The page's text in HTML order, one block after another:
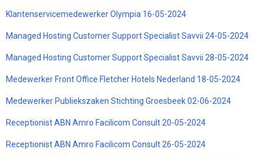
Klantenservicemedewerker Olympia 16-05-2024
Managed Hosting Customer Support Specialist Savvii 24-05-2024
Managed Hosting Customer Support Specialist Savvii 28-05-2024
Medewerker Front Office Fletcher Hotels Nederland 18-05-2024
Medewerker Publiekszaken Stichting Groesbeek 02-06-2024
Receptionist ABN Amro Facilicom Consult 20-05-2024
Receptionist ABN Amro Facilicom Consult 26-05-2024